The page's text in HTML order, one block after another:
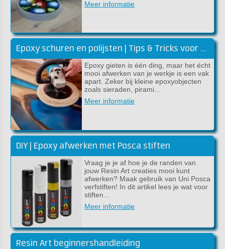
Meer informatie
Epoxy schuren en polijsten | Tips & Tricks voor een glanzend resultaat
Epoxy gieten is één ding, maar het écht
mooi afwerken van je werkje is een vak
apart. Zeker bij kleine epoxyobjecten
zoals sieraden, pirami…
Meer informatie
DIY | Epoxy afwerken met Posca stiften
Vraag je je af hoe je de randen van
jouw Resin Art creaties mooi kunt
afwerken? Maak gebruik van Uni Posca
verfstiften! In dit artikel lees je wat voor
stiften…
Meer informatie
Resin Art beginnershandleiding